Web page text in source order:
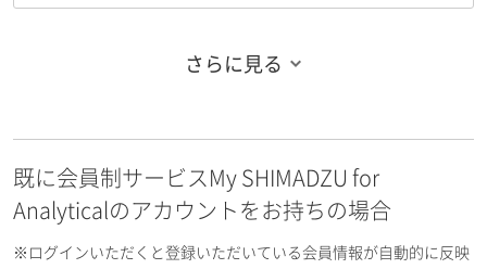
お名前フリガナ（名）
さらに見る
既に会員制サービスMy SHIMADZU for
Analyticalのアカウントをお持ちの場合
※ログインいただくと登録いただいている会員情報が自動的に反映